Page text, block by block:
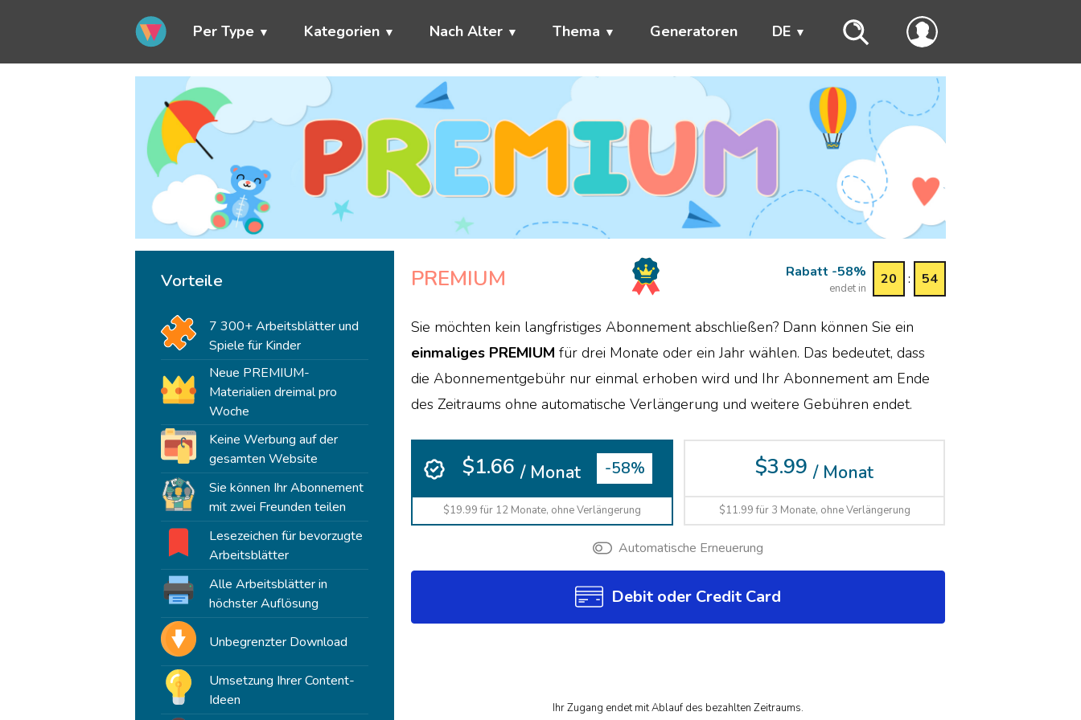
Per Type Kategorien Nach Alter Thema Generatoren DE
PREMIUM Rabatt -58%
endet in
20 : 54
Sie möchten kein langfristiges Abonnement abschließen? Dann können Sie ein
einmaliges PREMIUM für drei Monate oder ein Jahr wählen. Das bedeutet, dass
die Abonnementgebühr nur einmal erhoben wird und Ihr Abonnement am Ende
des Zeitraums ohne automatische Verlängerung und weitere Gebühren endet.
$1.66 / Monat -58%
$19.99 für 12 Monate, ohne Verlängerung
$3.99 / Monat
$11.99 für 3 Monate, ohne Verlängerung
Automatische Erneuerung
Debit oder Credit Card
Ihr Zugang endet mit Ablauf des bezahlten Zeitraums.
Vorteile
7 300+ Arbeitsblätter und
Spiele für Kinder
Neue PREMIUM-
Materialien dreimal pro
Woche
Keine Werbung auf der
gesamten Website
Sie können Ihr Abonnement
mit zwei Freunden teilen
Lesezeichen für bevorzugte
Arbeitsblätter
Alle Arbeitsblätter in
höchster Auflösung
Unbegrenzter Download
Umsetzung Ihrer Content-
Ideen